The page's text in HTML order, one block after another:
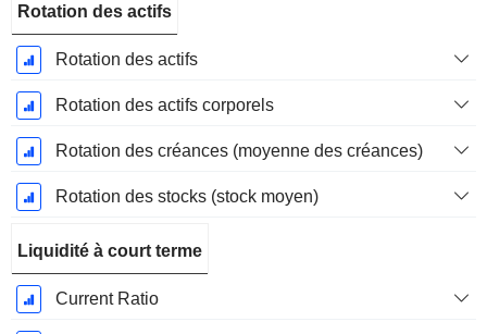
Rotation des actifs
Rotation des actifs
Rotation des actifs corporels
Rotation des créances (moyenne des créances)
Rotation des stocks (stock moyen)
Liquidité à court terme
Current Ratio